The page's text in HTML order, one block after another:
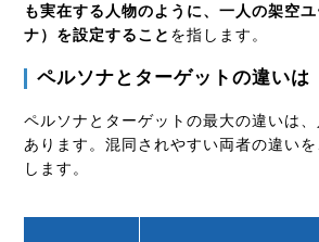
も実在する人物のように、一人の架空
ナ）を設定すること を指します。
ペルソナとターゲットの違いは
ペルソナとターゲットの最大の違いは
あります。混同されやすい両者の違い
します。